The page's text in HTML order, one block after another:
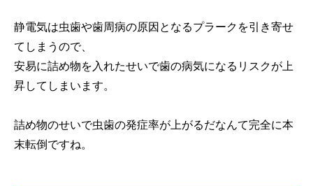
静電気は虫歯や歯周病の原因となるプラークを引き寄せ
てしまうので、
安易に詰め物を入れたせいで歯の病気になるリスクが上
昇してしまいます。
詰め物のせいで虫歯の発症率が上がるだなんて完全に本
末転倒ですね。